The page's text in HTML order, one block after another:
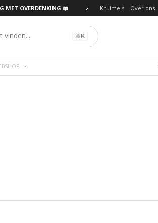
MET OVERDENKING 📖 Kruimels Over ons
⌘K